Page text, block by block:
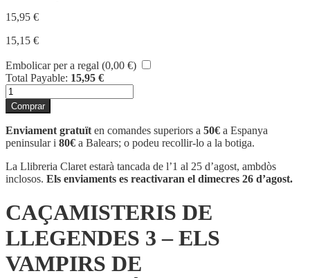
15,95 €
15,15 €
Embolicar per a regal (0,00 €)
Total Payable: 15,95 €
quantitat
de
CAÇAMISTERIS
DE
LLEGENDES
3
-
ELS
TRANSSILVÀNIA
Comprar
Enviament gratuït en comandes superiors a 50€ a Espanya
peninsular i 80€ a Balears; o podeu recollir-lo a la botiga.
La Llibreria Claret estarà tancada de l’1 al 25 d’agost, ambdòs
inclosos. Els enviaments es reactivaran el dimecres 26 d’agost.
CAÇAMISTERIS DE
LLEGENDES 3 – ELS
VAMPIRS DE